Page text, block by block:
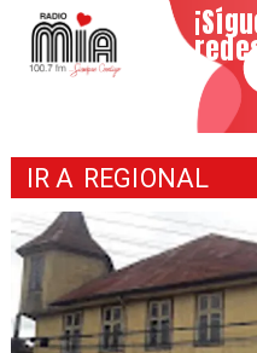
IR A REGIONAL